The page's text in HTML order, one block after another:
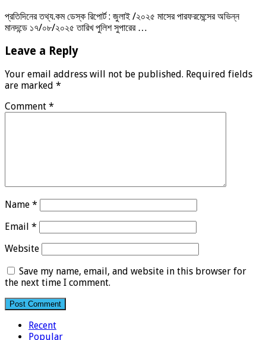
প্রতিদিনের তথ্য.কম ডেস্ক রিপোর্ট : জুলাই /২০২৫ মাসের পারফরমেন্সের অভিন্ন
মানদন্ডে ১৭/০৮/২০২৫ তারিখ পুলিশ সুপারের …
Leave a Reply
Your email address will not be published. Required fields
are marked *
Comment *
Name *
Email *
Website
Save my name, email, and website in this browser for
the next time I comment.
Recent
Popular